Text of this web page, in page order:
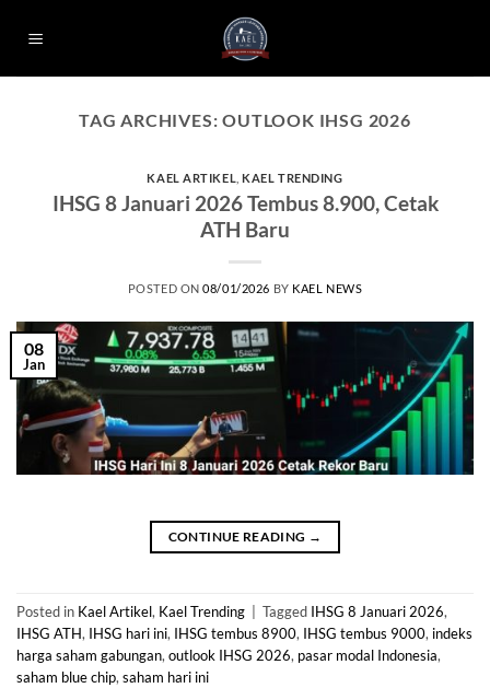
TAG ARCHIVES:OUTLOOK IHSG 2026
KAEL ARTIKEL ,KAEL TRENDING
IHSG 8 Januari 2026 Tembus 8.900, Cetak
ATH Baru
POSTED ON08/01/2026 BY KAEL NEWS
08
Jan
CONTINUE READING →
Posted in Kael Artikel, Kael Trending Tagged IHSG 8 Januari 2026,
IHSG ATH, IHSG hari ini, IHSG tembus 8900, IHSG tembus 9000, indeks
harga saham gabungan, outlook IHSG 2026, pasar modal Indonesia,
saham blue chip, saham hari ini